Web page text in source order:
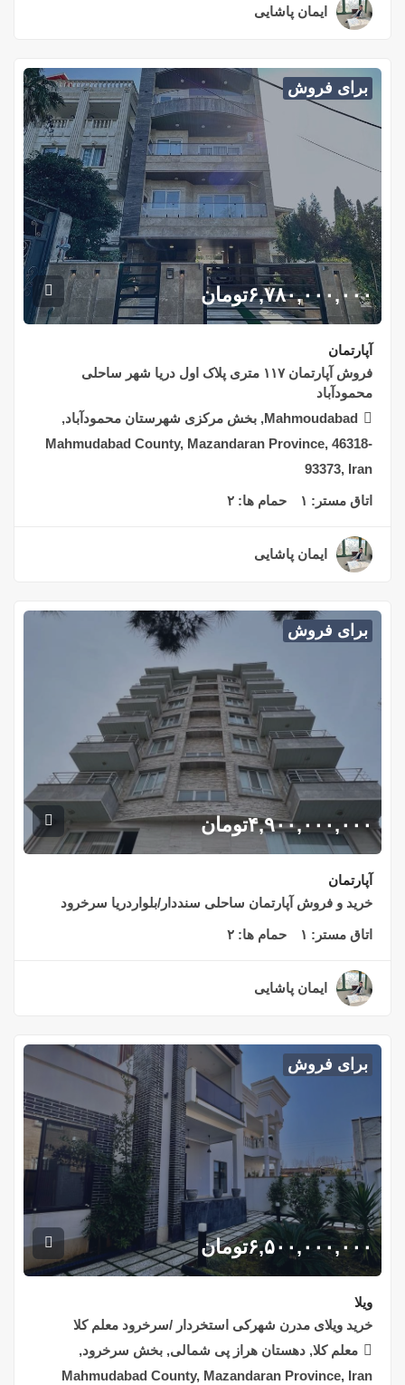
ایمان پاشایی
برای فروش
۶,۷۸۰,۰۰۰,۰۰۰تومان
آپارتمان
فروش آپارتمان ۱۱۷ متری پلاک اول دریا شهر ساحلی
محمودآباد
Mahmoudabad, بخش مرکزی شهرستان محمودآباد,
Mahmudabad County, Mazandaran Province, 46318-
93373, Iran
اتاق مستر: ۱ حمام ها: ۲
ایمان پاشایی
برای فروش
۴,۹۰۰,۰۰۰,۰۰۰تومان
آپارتمان
خرید و فروش آپارتمان ساحلی سنددار/بلواردریا سرخرود
اتاق مستر: ۱ حمام ها: ۲
ایمان پاشایی
برای فروش
۶,۵۰۰,۰۰۰,۰۰۰تومان
ویلا
خرید ویلای مدرن شهرکی استخردار /سرخرود معلم کلا
معلم کلا, دهستان هراز پی شمالی, بخش سرخرود,
Mahmudabad County, Mazandaran Province, Iran